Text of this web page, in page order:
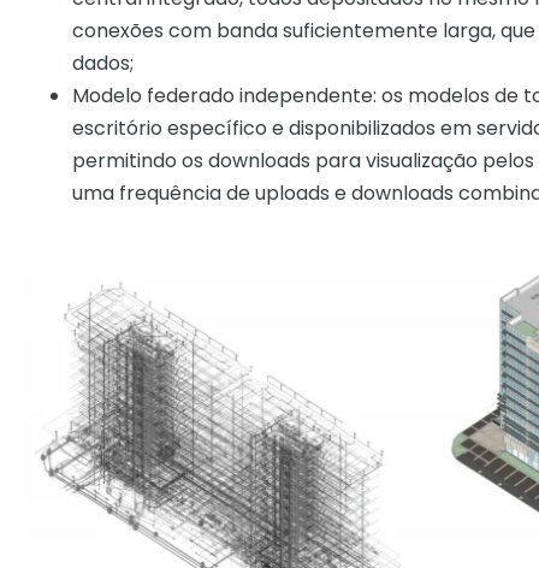
conexões com banda suficientemente larga,
dados;
Modelo federado independente: os modelos de
escritório específico e disponibilizados em
permitindo os downloads para visualização
uma frequência de uploads e downloads